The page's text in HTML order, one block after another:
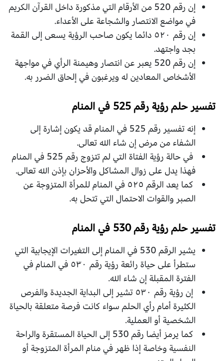
إن رقم 520 من الأرقام التي مذكورة داخل القرآن الكريم
في مواضع الانتصار والشجاعة على الأعداء.
إن رقم ٥٢٠ دائما يكون صاحب الرؤية يسعى إلى القمة
بجد واجتهد.
إن رقم 520 يعبر عن انتصار وهيمنة الرأي في مواجهة
الأشخاص المعادين له ويرغبون في إلحاق الضرر به.
تفسير حلم رؤية رقم 525 في المنام
إنه تفسير رقم 525 في المنام قد يكون إشارة إلى
الشفاء من مرض إن شاء الله تعالى.
في حالة رؤية الفتاة التي لم تتزوج رقم 525 في المنام
فهذا يدل على زوال المشاكل والأحزان بإذن الله تعالى.
كما يعد الرقم ٥٢٥ في المنام للمرأة المتزوجة عن
الصبر والقوات الاحتمال التي تتحل به.
تفسير حلم رؤية رقم 530 في المنام
يشير الرقم 530 في المنام إلى التغيرات الإيجابية التي
ستطرأ على حياة رائعة رؤية رقم ٥٣٠ في المنام في
الفترة المقبلة إن شاء الله.
إن رؤية رقم ٥٣٠ تشير إلى البداية الجديدة والفرص
الكثيرة أمام رأي الحلم سواء كانت فرصة متعلقة بالحياة
الشخصية أو العملية.
كما يرمز أيضا رقم 530 إلى الحياة المستقرة والراحة
النفسية وخاصة إذا ظهر في منام المرأة المتزوجة أو